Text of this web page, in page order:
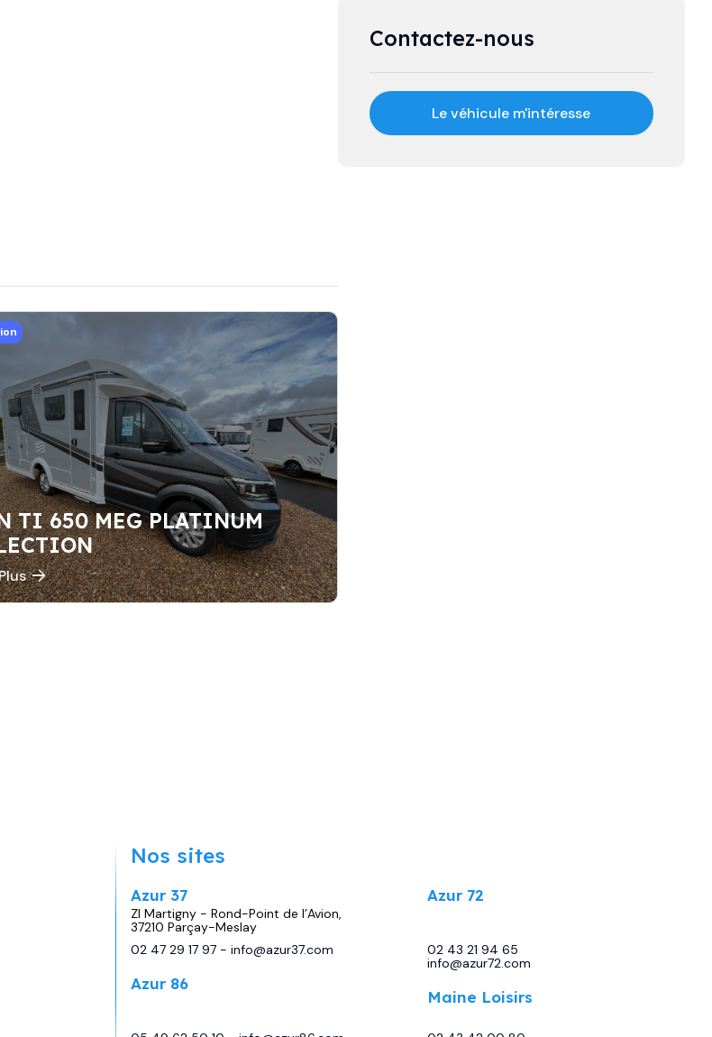
TI 650 MEG PLATINUM
4
Contactez-nous
Le véhicule m'intéresse
Nos sites
Azur 37
ZI Martigny - Rond-Point de l’Avion,
37210 Parçay-Meslay
02 47 29 17 97- info@azur37.com
Azur 86
Azur 72
02 43 21 94 65
info@azur72.com
Maine Loisirs